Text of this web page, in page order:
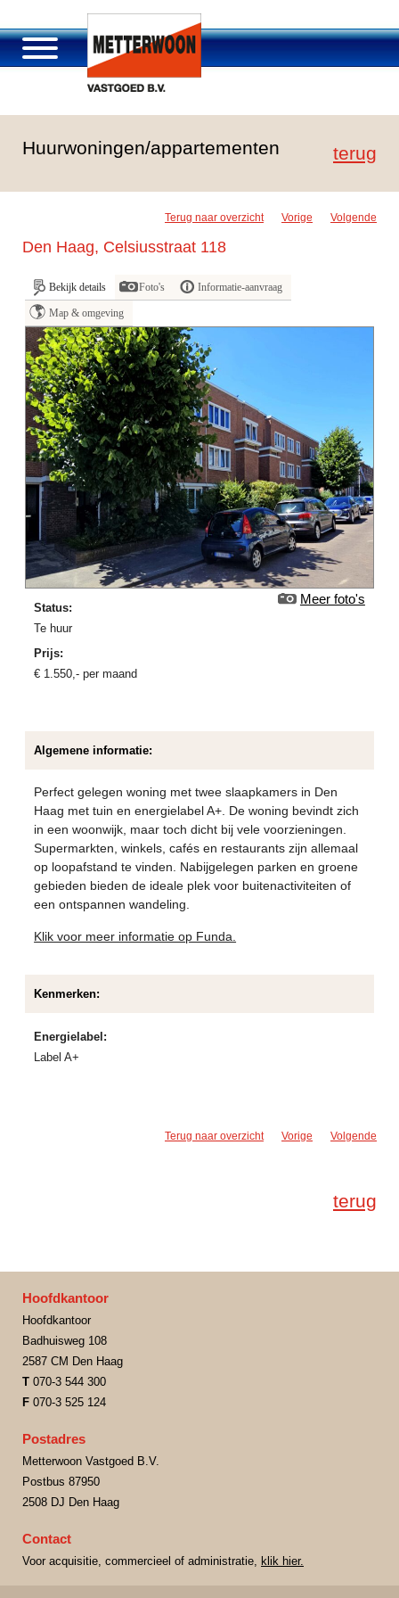
Portfolio
Huurwoningen/appartementen terug
Terug naar overzicht Vorige Volgende
Den Haag, Celsiusstraat 118
Bekijk details Foto's Informatie-aanvraag
Map & omgeving
Meer foto's
Status:
Te huur
Prijs:
€ 1.550,- per maand
Algemene informatie:
Perfect gelegen woning met twee slaapkamers in Den
Haag met tuin en energielabel A+. De woning bevindt zich
in een woonwijk, maar toch dicht bij vele voorzieningen.
Supermarkten, winkels, cafés en restaurants zijn allemaal
op loopafstand te vinden. Nabijgelegen parken en groene
gebieden bieden de ideale plek voor buitenactiviteiten of
een ontspannen wandeling.
Klik voor meer informatie op Funda.
Kenmerken:
Energielabel:
Label A+
Terug naar overzicht Vorige Volgende
terug
Hoofdkantoor
Hoofdkantoor
Badhuisweg 108
2587 CM Den Haag
T 070-3 544 300
F 070-3 525 124
Postadres
Metterwoon Vastgoed B.V.
Postbus 87950
2508 DJ Den Haag
Contact
Voor acquisitie, commercieel of administratie, klik hier.